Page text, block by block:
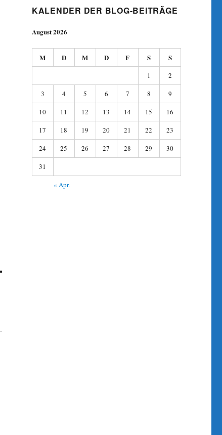
KALENDER DER BLOG-BEITRÄGE
August 2026
M D M D F S S
1
2
3
4 5 6 7 8
9
10
11 12 13 14 15
16
17
18 19 20 21 22
23
24
25 26 27 28 29
30
31
« Apr.